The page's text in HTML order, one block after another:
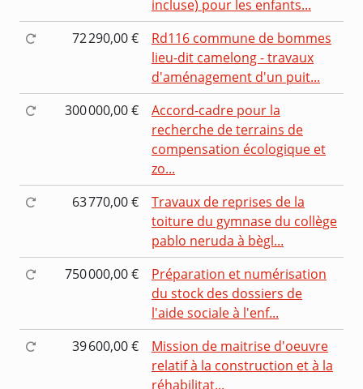
incluse) pour les enfants...
72 290,00 €
Rd116 commune de bommes
lieu-dit camelong - travaux
d'aménagement d'un puit...
300 000,00 €
Accord-cadre pour la
recherche de terrains de
compensation écologique et
zo...
63 770,00 €
Travaux de reprises de la
toiture du gymnase du collège
pablo neruda à bègl...
750 000,00 €
Préparation et numérisation
du stock des dossiers de
l'aide sociale à l'enf...
39 600,00 €
Mission de maitrise d'oeuvre
relatif à la construction et à la
réhabilitat...